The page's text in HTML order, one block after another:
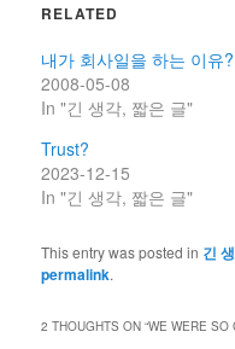
RELATED
내가 회사일을 하는 이유?
2008-05-08
In "긴 생각, 짧은 글"
Trust?
2023-12-15
In "긴 생각, 짧은 글"
This entry was posted in 긴
permalink.
2 THOUGHTS ON “WE WERE SO